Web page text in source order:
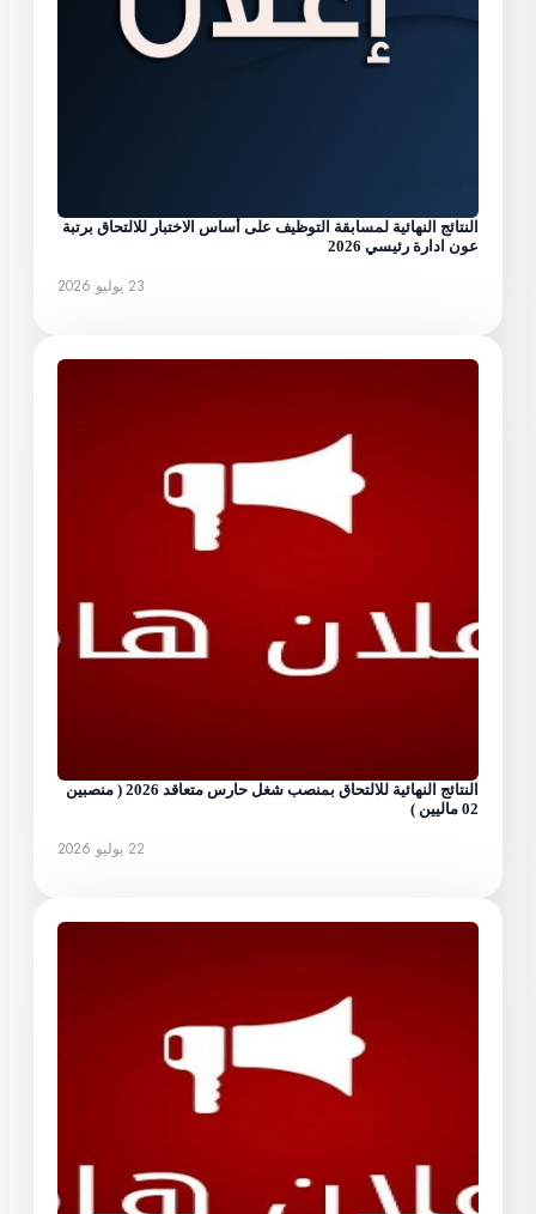
النتائج النهائية لمسابقة التوظيف على أساس الاختبار للالتحاق برتبة
عون ادارة رئيسي 2026
23 يوليو 2026
النتائج النهائية للالتحاق بمنصب شغل حارس متعاقد 2026 ( منصبين
02 ماليين )
22 يوليو 2026